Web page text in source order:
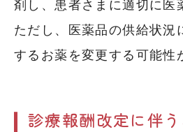
剤し、患者さまに適切に医
ただし、医薬品の供給状況
するお薬を変更する可能性
診療報酬改定に伴